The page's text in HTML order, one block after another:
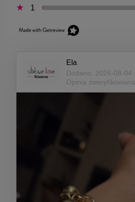
1
Ela
Dodano: 2026-08-04
Opinia zweryfikowana